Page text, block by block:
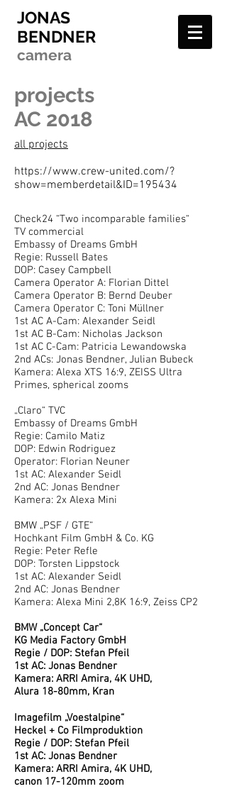
JONAS
BENDNER
camera
projects
AC 2018
all projects
https://www.crew-united.com/?
show=memberdetail&ID=195434
Check24 “Two incomparable families“
TV commercial
Embassy of Dreams GmbH
Regie: Russell Bates
DOP: Casey Campbell
Camera Operator A: Florian Dittel
Camera Operator B: Bernd Deuber
Camera Operator C: Toni Müllner
1st AC A-Cam: Alexander Seidl
1st AC B-Cam: Nicholas Jackson
1st AC C-Cam: Patricia Lewandowska
2nd ACs: Jonas Bendner, Julian Bubeck
Kamera: Alexa XTS 16:9, ZEISS Ultra
Primes, spherical zooms
„Claro“ TVC
Embassy of Dreams GmbH
Regie: Camilo Matiz
DOP: Edwin Rodriguez
Operator: Florian Neuner
1st AC: Alexander Seidl
2nd AC: Jonas Bendner
Kamera: 2x Alexa Mini
BMW „PSF / GTE“
Hochkant Film GmbH & Co. KG
Regie: Peter Refle
DOP: Torsten Lippstock
1st AC: Alexander Seidl
2nd AC: Jonas Bendner
Kamera: Alexa Mini 2,8K 16:9, Zeiss CP2
BMW „Concept Car“
KG Media Factory GmbH
Regie / DOP: Stefan Pfeil
1st AC: Jonas Bendner
Kamera: ARRI Amira, 4K UHD,
Alura 18-80mm, Kran
Imagefilm „Voestalpine“
Heckel + Co Filmproduktion
Regie / DOP: Stefan Pfeil
1st AC: Jonas Bendner
Kamera: ARRI Amira, 4K UHD,
canon 17-120mm zoom